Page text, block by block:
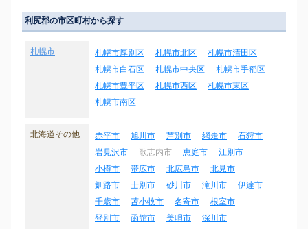
利尻郡の市区町村から探す
札幌市 札幌市厚別区 札幌市北区
札幌市清田区
札幌市白石区
札幌市中央区
札幌市手稲区
札幌市豊平区
札幌市西区
札幌市東区
札幌市南区
北海道その他 赤平市 旭川市 芦別市 網走市
石狩市
岩見沢市
歌志内市 恵庭市
江別市
小樽市
帯広市 北広島市
北見市
釧路市
士別市 砂川市 滝川市
伊達市
千歳市
苫小牧市 名寄市
根室市
登別市
函館市 美唄市
深川市